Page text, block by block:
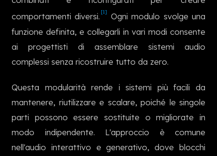
comportamenti diversi. [1]
Ogni modulo svolge una
funzione definita, e collegarli in vari modi consente
ai progettisti di assemblare sistemi audio
complessi senza ricostruire tutto da zero.
Questa modularità rende i sistemi più facili da
mantenere, riutilizzare e scalare, poiché le singole
parti possono essere sostituite o migliorate in
modo indipendente. L'approccio è comune
nell'audio interattivo e generativo, dove blocchi
日本語
한국어